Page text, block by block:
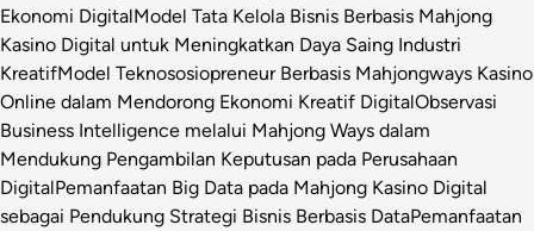
Ekonomi DigitalModel Tata Kelola Bisnis Berbasis Mahjong
Kasino Digital untuk Meningkatkan Daya Saing Industri
KreatifModel Teknososiopreneur Berbasis Mahjongways Kasino
Online dalam Mendorong Ekonomi Kreatif DigitalObservasi
Business Intelligence melalui Mahjong Ways dalam
Mendukung Pengambilan Keputusan pada Perusahaan
DigitalPemanfaatan Big Data pada Mahjong Kasino Digital
sebagai Pendukung Strategi Bisnis Berbasis DataPemanfaatan